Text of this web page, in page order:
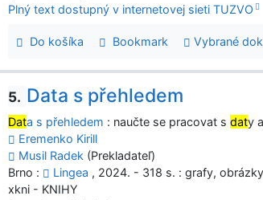
Plný text dostupný v internetovej sieti TUZVO
Do košíka Bookmark Vybrané
5. Data s přehledem
Data s přehledem : naučte se pracovat sdaty
Eremenko Kirill
Musil Radek (Prekladateľ)
Brno :
Lingea , 2024. - 318 s. : grafy,
xkni - KNIHY